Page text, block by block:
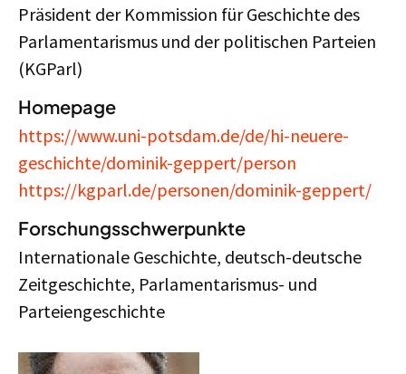
Präsident der Kommission für Geschichte des
Parlamentarismus und der politischen Parteien
(KGParl)
Homepage
https://www.uni-potsdam.de/de/hi-neuere-
geschichte/dominik-geppert/person
https://kgparl.de/personen/dominik-geppert/
Forschungsschwerpunkte
Internationale Geschichte, deutsch-deutsche
Zeitgeschichte, Parlamentarismus- und
Parteiengeschichte